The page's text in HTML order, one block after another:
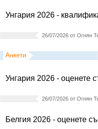
Унгария 2026 -
26/07/2026 от Огнян
Анкети
Унгария 2026 - оценете
26/07/2026 от Огнян
Белгия 2026 - оценете